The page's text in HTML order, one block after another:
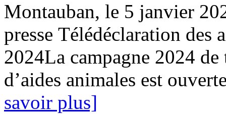
Montauban, le 5 janvier
presse Télédéclaration des
2024La campagne 2024
d’aides animales est
savoir plus]